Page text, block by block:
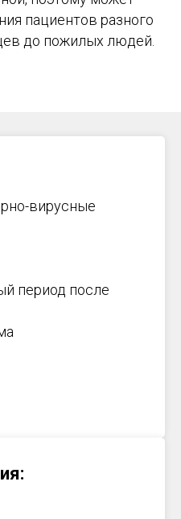
пациентов разного
до пожилых людей.
вирусные
период после